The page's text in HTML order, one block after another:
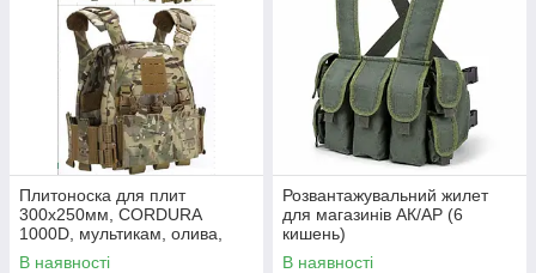
Плитоноска для плит
300х250мм, CORDURA
1000D, мультикам, олива,
койот
В наявності
Розвантажувальний жилет
для магазинів АК/АР (6
кишень)
В наявності